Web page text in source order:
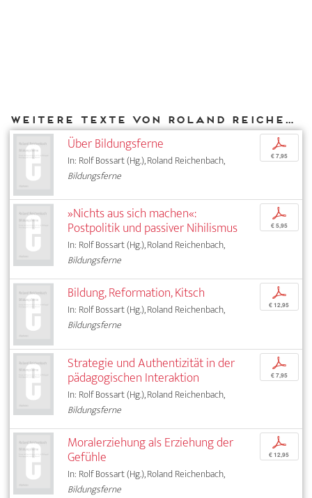
Weitere Texte von Roland Reichenbach bei DIAPHANES
Über Bildungsferne
In: Rolf Bossart (Hg.), Roland Reichenbach,
Bildungsferne
p
€ 7,95
»Nichts aus sich machen«:
Postpolitik und passiver Nihilismus
In: Rolf Bossart (Hg.), Roland Reichenbach,
Bildungsferne
p
€ 5,95
Bildung, Reformation, Kitsch
In: Rolf Bossart (Hg.), Roland Reichenbach,
Bildungsferne
p
€ 12,95
Strategie und Authentizität in der
pädagogischen Interaktion
In: Rolf Bossart (Hg.), Roland Reichenbach,
Bildungsferne
p
€ 7,95
Moralerziehung als Erziehung der
Gefühle
In: Rolf Bossart (Hg.), Roland Reichenbach,
Bildungsferne
p
€ 12,95